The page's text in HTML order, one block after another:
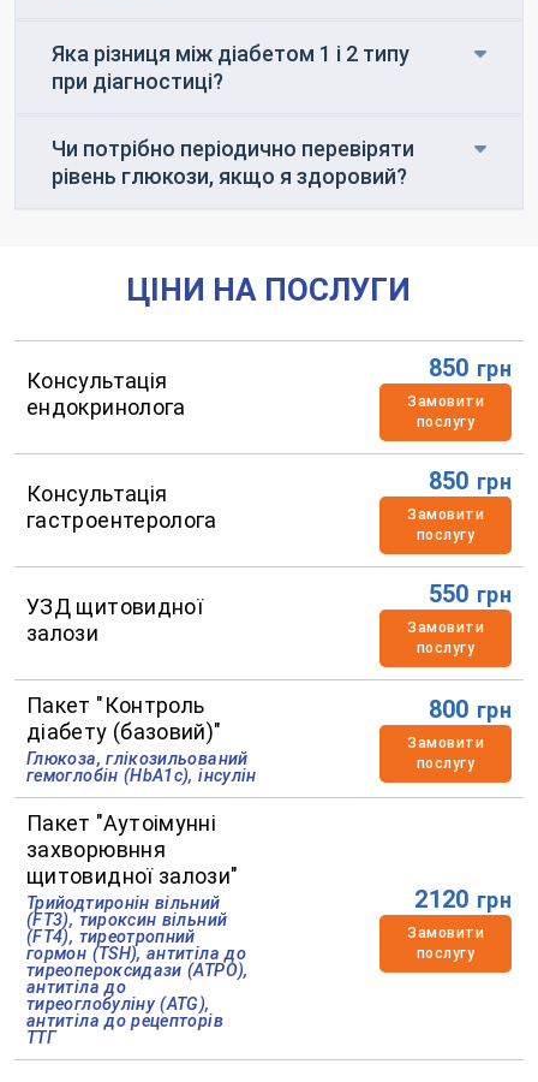
Яка різниця між діабетом 1 і 2 типу
при діагностиці?
Чи потрібно періодично перевіряти
рівень глюкози, якщо я здоровий?
ЦІНИ НА ПОСЛУГИ
Консультація
ендокринолога
850 грн
Замовити
послугу
Консультація
гастроентеролога
850 грн
Замовити
послугу
УЗД щитовидної
залози
550 грн
Замовити
послугу
Пакет "Контроль
діабету (базовий)"
Глюкоза, глікозильований
гемоглобін (HbA1c), інсулін
800 грн
Замовити
послугу
Пакет "Аутоімунні
захворювння
щитовидної залози"
Трийодтиронін вільний
(FT3), тироксин вільний
(FT4), тиреотропний
гормон (TSH), антитіла до
тиреопероксидази (АТРО),
антитіла до
тиреоглобуліну (ATG),
антитіла до рецепторів
ТТГ
2120 грн
Замовити
послугу